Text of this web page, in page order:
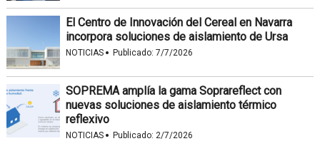
El Centro de Innovación del Cereal en Navarra
incorpora soluciones de aislamiento de Ursa
NOTICIAS · Publicado: 7/7/2026
SOPREMA amplía la gama Soprareflect con
nuevas soluciones de aislamiento térmico
reflexivo
NOTICIAS · Publicado: 2/7/2026